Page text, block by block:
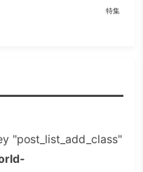
特集
"post_list_add_class"